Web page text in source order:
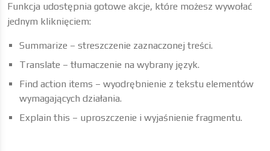
Funkcja udostępnia gotowe akcje, które możesz wywołać
jednym kliknięciem:
Summarize – streszczenie zaznaczonej treści.
Translate – tłumaczenie na wybrany język.
Find action items – wyodrębnienie z tekstu elementów
wymagających działania.
Explain this – uproszczenie i wyjaśnienie fragmentu.